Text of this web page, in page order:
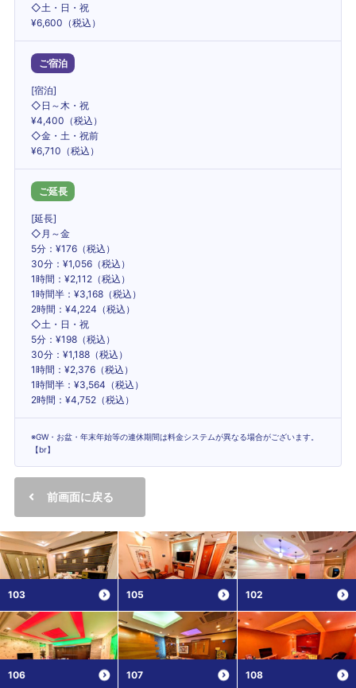
◇土・日・祝
¥6,600（税込）
ご宿泊
[宿泊]
◇日～木・祝
¥4,400（税込）
◇金・土・祝前
¥6,710（税込）
ご延長
[延長]
◇月～金
5分：¥176（税込）
30分：¥1,056（税込）
1時間：¥2,112（税込）
1時間半：¥3,168（税込）
2時間：¥4,224（税込）
◇土・日・祝
5分：¥198（税込）
30分：¥1,188（税込）
1時間：¥2,376（税込）
1時間半：¥3,564（税込）
2時間：¥4,752（税込）
※GW・お盆・年末年始等の連休期間は料金システムが異なる場合がございます。
【br】
前画面に戻る
103 105 102
106 107 108